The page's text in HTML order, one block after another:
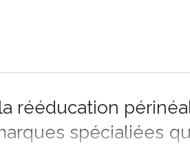
rééducation
spécialiées